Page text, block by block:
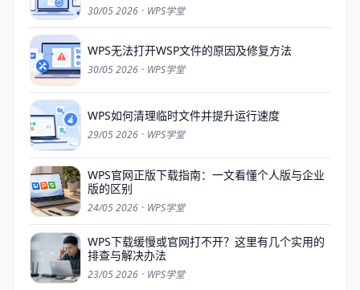
30/05 2026 · WPS学堂
WPS无法打开WSP文件的原因及修复方法
30/05 2026 · WPS学堂
WPS如何清理临时文件并提升运行速度
29/05 2026 · WPS学堂
WPS官网正版下载指南：一文看懂个人版与企业
版的区别
24/05 2026 · WPS学堂
WPS下载缓慢或官网打不开？这里有几个实用的
排查与解决办法
23/05 2026 · WPS学堂